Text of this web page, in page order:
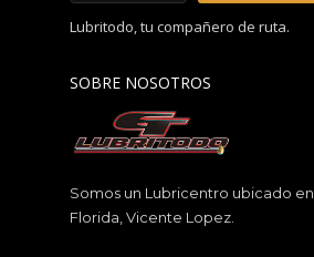
Lubritodo, tu compañero de ruta.
SOBRE NOSOTROS
Somos un Lubricentro ubicado en
Florida, Vicente Lopez.